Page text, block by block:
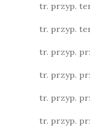
tr. przyp.
tr. przyp.
tr. przyp.
tr. przyp.
tr. przyp.
tr. przyp.